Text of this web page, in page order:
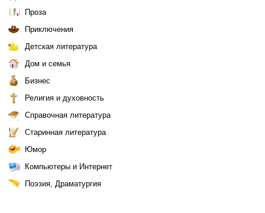
Проза
Приключения
Детская литература
Дом и семья
Бизнес
Религия и духовность
Справочная литература
Старинная литература
Юмор
Компьютеры и Интернет
Поэзия, Драматургия